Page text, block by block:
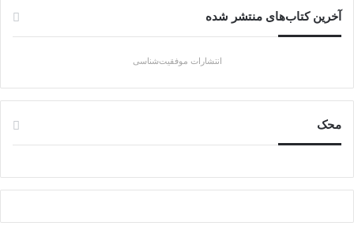
آخرین کتاب‌های منتشر شده
انتشارات موفقیت‌شناسی
محک